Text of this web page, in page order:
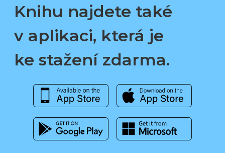
Knihu najdete také
v aplikaci, která je
ke stažení zdarma.